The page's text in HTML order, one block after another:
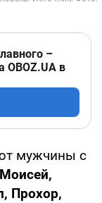
–
OBOZ.UA в
мужчины с
Прохор,